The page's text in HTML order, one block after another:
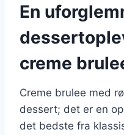
En
creme
Creme brulee med
dessert; det er en
det bedste fra